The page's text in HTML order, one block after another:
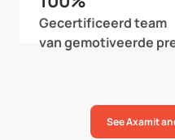
Gecertificeerd team
van gemotiveerde
See Axamit